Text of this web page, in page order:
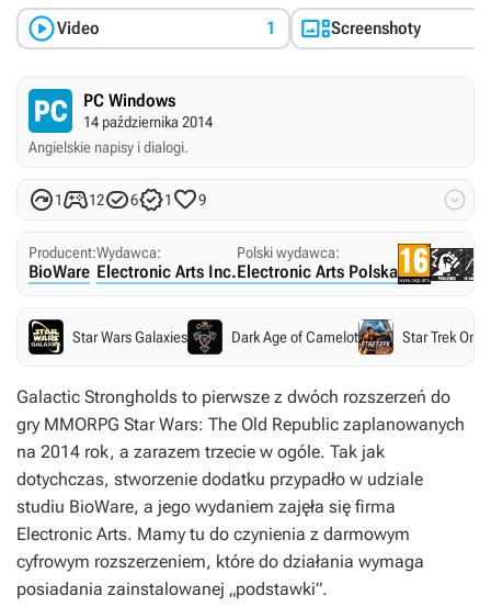
Video 1 Screenshoty
PC Windows
14 października 2014
Angielskie napisy i dialogi.
11261 9 
Producent:
BioWare
Wydawca:
Electronic Arts Inc.
Polski wydawca:
Electronic Arts Polska
Star Wars Galaxies Dark Age of Camelot Star Trek
Galactic Strongholds to pierwsze z dwóch rozszerzeń do
gry MMORPG Star Wars: The Old Republic zaplanowanych
na 2014 rok, a zarazem trzecie w ogóle. Tak jak
dotychczas, stworzenie dodatku przypadło w udziale
studiu BioWare, a jego wydaniem zajęła się firma
Electronic Arts. Mamy tu do czynienia z darmowym
cyfrowym rozszerzeniem, które do działania wymaga
posiadania zainstalowanej „podstawki”.